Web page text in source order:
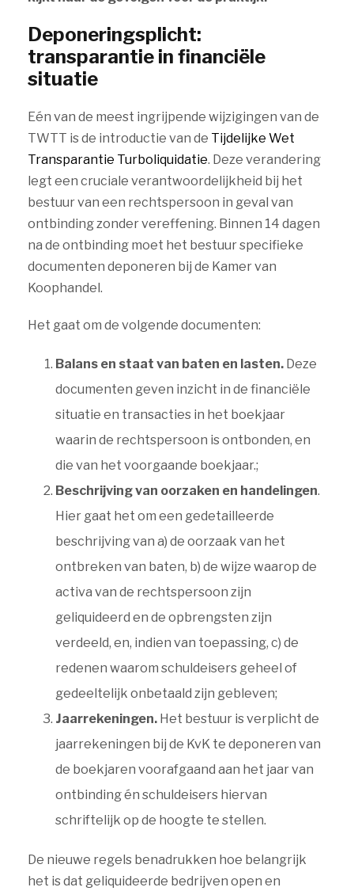
Deponeringsplicht:
transparantie in financiële
situatie
Eén van de meest ingrijpende wijzigingen van de
TWTT is de introductie van de Tijdelijke Wet
Transparantie Turboliquidatie. Deze verandering
legt een cruciale verantwoordelijkheid bij het
bestuur van een rechtspersoon in geval van
ontbinding zonder vereffening. Binnen 14 dagen
na de ontbinding moet het bestuur specifieke
documenten deponeren bij de Kamer van
Koophandel.
Het gaat om de volgende documenten:
Balans en staat van baten en lasten. Deze
documenten geven inzicht in de financiële
situatie en transacties in het boekjaar
waarin de rechtspersoon is ontbonden, en
die van het voorgaande boekjaar.;
Beschrijving van oorzaken en handelingen.
Hier gaat het om een gedetailleerde
beschrijving van a) de oorzaak van het
ontbreken van baten, b) de wijze waarop de
activa van de rechtspersoon zijn
geliquideerd en de opbrengsten zijn
verdeeld, en, indien van toepassing, c) de
redenen waarom schuldeisers geheel of
gedeeltelijk onbetaald zijn gebleven;
Jaarrekeningen. Het bestuur is verplicht de
jaarrekeningen bij de KvK te deponeren van
de boekjaren voorafgaand aan het jaar van
ontbinding én schuldeisers hiervan
schriftelijk op de hoogte te stellen.
De nieuwe regels benadrukken hoe belangrijk
het is dat geliquideerde bedrijven open en